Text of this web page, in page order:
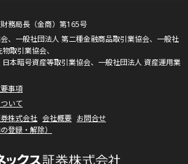
務局長（金商）第165号
、一般社団法人 第二種金融商品取引業協会、一般社
取引業協会、
日本暗号資産等取引業協会、一般社団法人 資産運用業
事項
いて
株式会社 会社概要 お問合せ
登録・解除）